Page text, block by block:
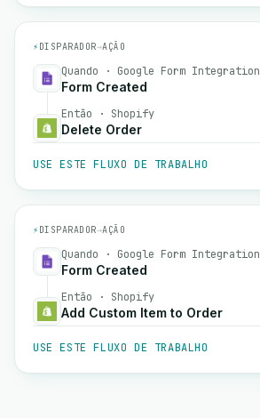
⚡ DISPARADOR→AÇÃO
Quando · Google Form Integration
Form Created
Então · Shopify
Delete Order
USE ESTE FLUXO DE TRABALHO
⚡ DISPARADOR→AÇÃO
Quando · Google Form Integration
Form Created
Então · Shopify
Add Custom Item to Order
USE ESTE FLUXO DE TRABALHO